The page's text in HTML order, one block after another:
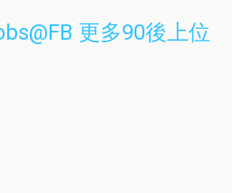
更多90後上位